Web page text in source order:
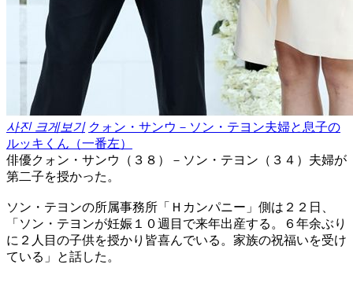
사진 크게보기 クォン・サンウ－ソン・テヨン夫婦と息子の
ルッキくん（一番左）
俳優クォン・サンウ（３８）－ソン・テヨン（３４）夫婦が
第二子を授かった。
ソン・テヨンの所属事務所「Ｈカンパニー」側は２２日、
「ソン・テヨンが妊娠１０週目で来年出産する。６年余ぶり
に２人目の子供を授かり皆喜んでいる。家族の祝福いを受け
ている」と話した。